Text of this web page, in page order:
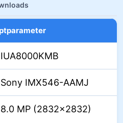
IUA8000KMB
Sony IMX546-AAMJ
8.0 MP (2832×2832)